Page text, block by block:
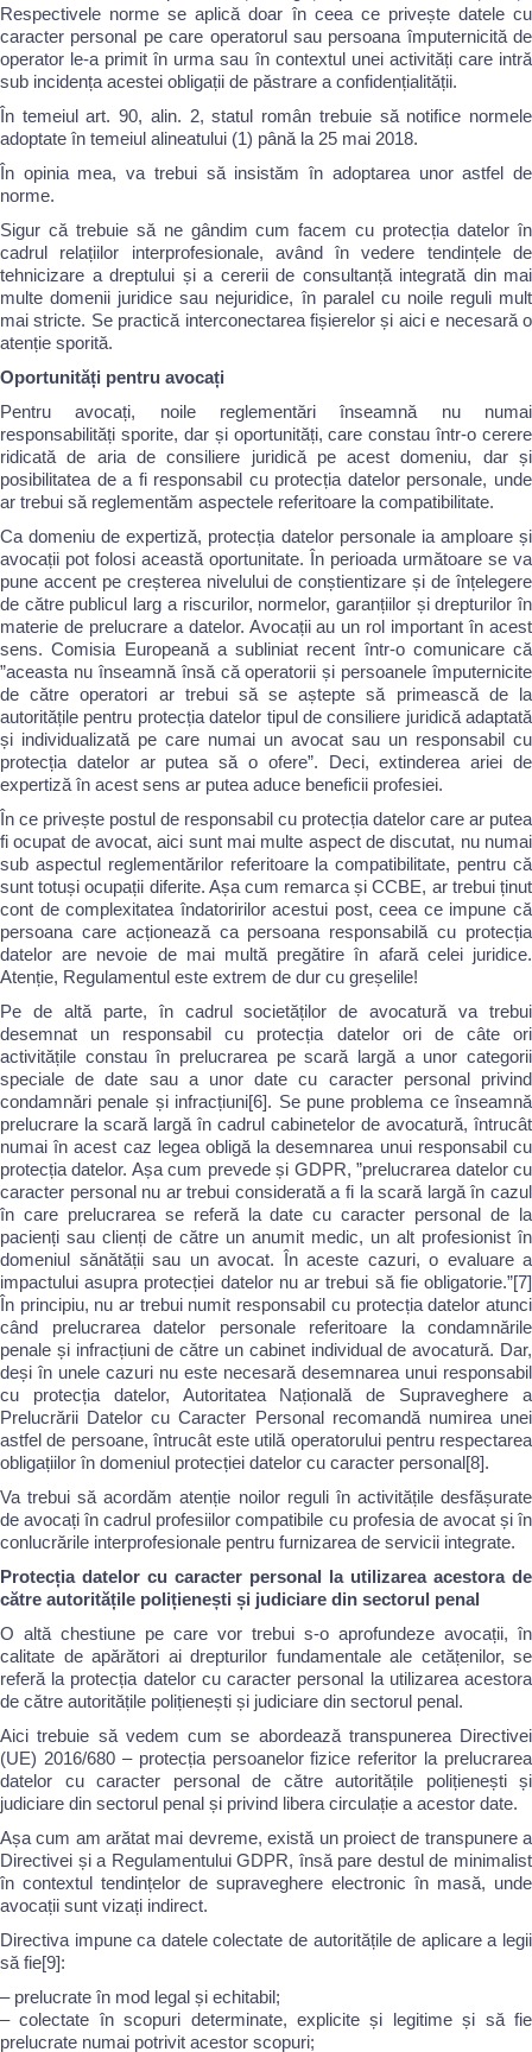
Respectivele norme se aplică doar în ceea ce privește datele cu
caracter personal pe care operatorul sau persoana împuternicită de
operator le-a primit în urma sau în contextul unei activități care intră
sub incidența acestei obligații de păstrare a confidențialității.
În temeiul art. 90, alin. 2, statul român trebuie să notifice normele
adoptate în temeiul alineatului (1) până la 25 mai 2018.
În opinia mea, va trebui să insistăm în adoptarea unor astfel de
norme.
Sigur că trebuie să ne gândim cum facem cu protecția datelor în
cadrul relațiilor interprofesionale, având în vedere tendințele de
tehnicizare a dreptului și a cererii de consultanță integrată din mai
multe domenii juridice sau nejuridice, în paralel cu noile reguli mult
mai stricte. Se practică interconectarea fișierelor și aici e necesară o
atenție sporită.
Oportunități pentru avocați
Pentru avocați, noile reglementări înseamnă nu numai
responsabilități sporite, dar și oportunități, care constau într-o cerere
ridicată de aria de consiliere juridică pe acest domeniu, dar și
posibilitatea de a fi responsabil cu protecția datelor personale, unde
ar trebui să reglementăm aspectele referitoare la compatibilitate.
Ca domeniu de expertiză, protecția datelor personale ia amploare și
avocații pot folosi această oportunitate. În perioada următoare se va
pune accent pe creșterea nivelului de conștientizare și de înțelegere
de către publicul larg a riscurilor, normelor, garanțiilor și drepturilor în
materie de prelucrare a datelor. Avocații au un rol important în acest
sens. Comisia Europeană a subliniat recent într-o comunicare că
”aceasta nu înseamnă însă că operatorii și persoanele împuternicite
de către operatori ar trebui să se aștepte să primească de la
autoritățile pentru protecția datelor tipul de consiliere juridică adaptată
și individualizată pe care numai un avocat sau un responsabil cu
protecția datelor ar putea să o ofere”. Deci, extinderea ariei de
expertiză în acest sens ar putea aduce beneficii profesiei.
În ce privește postul de responsabil cu protecția datelor care ar putea
fi ocupat de avocat, aici sunt mai multe aspect de discutat, nu numai
sub aspectul reglementărilor referitoare la compatibilitate, pentru că
sunt totuși ocupații diferite. Așa cum remarca și CCBE, ar trebui ținut
cont de complexitatea îndatoririlor acestui post, ceea ce impune că
persoana care acționează ca persoana responsabilă cu protecția
datelor are nevoie de mai multă pregătire în afară celei juridice.
Atenție, Regulamentul este extrem de dur cu greșelile!
Pe de altă parte, în cadrul societăților de avocatură va trebui
desemnat un responsabil cu protecția datelor ori de câte ori
activitățile constau în prelucrarea pe scară largă a unor categorii
speciale de date sau a unor date cu caracter personal privind
condamnări penale și infracțiuni[6]. Se pune problema ce înseamnă
prelucrare la scară largă în cadrul cabinetelor de avocatură, întrucât
numai în acest caz legea obligă la desemnarea unui responsabil cu
protecția datelor. Așa cum prevede și GDPR, ”prelucrarea datelor cu
caracter personal nu ar trebui considerată a fi la scară largă în cazul
în care prelucrarea se referă la date cu caracter personal de la
pacienți sau clienți de către un anumit medic, un alt profesionist în
domeniul sănătății sau un avocat. În aceste cazuri, o evaluare a
impactului asupra protecției datelor nu ar trebui să fie obligatorie.”[7]
În principiu, nu ar trebui numit responsabil cu protecția datelor atunci
când prelucrarea datelor personale referitoare la condamnările
penale și infracțiuni de către un cabinet individual de avocatură. Dar,
deși în unele cazuri nu este necesară desemnarea unui responsabil
cu protecția datelor, Autoritatea Națională de Supraveghere a
Prelucrării Datelor cu Caracter Personal recomandă numirea unei
astfel de persoane, întrucât este utilă operatorului pentru respectarea
obligațiilor în domeniul protecției datelor cu caracter personal[8].
Va trebui să acordăm atenție noilor reguli în activitățile desfășurate
de avocați în cadrul profesiilor compatibile cu profesia de avocat și în
conlucrările interprofesionale pentru furnizarea de servicii integrate.
Protecția datelor cu caracter personal la utilizarea acestora de
către autoritățile polițienești și judiciare din sectorul penal
O altă chestiune pe care vor trebui s-o aprofundeze avocații, în
calitate de apărători ai drepturilor fundamentale ale cetățenilor, se
referă la protecția datelor cu caracter personal la utilizarea acestora
de către autoritățile polițienești și judiciare din sectorul penal.
Aici trebuie să vedem cum se abordează transpunerea Directivei
(UE) 2016/680 – protecția persoanelor fizice referitor la prelucrarea
datelor cu caracter personal de către autoritățile polițienești și
judiciare din sectorul penal și privind libera circulație a acestor date.
Așa cum am arătat mai devreme, există un proiect de transpunere a
Directivei și a Regulamentului GDPR, însă pare destul de minimalist
în contextul tendințelor de supraveghere electronic în masă, unde
avocații sunt vizați indirect.
Directiva impune ca datele colectate de autoritățile de aplicare a legii
să fie[9]:
– prelucrate în mod legal și echitabil;
– colectate în scopuri determinate, explicite și legitime și să fie
prelucrate numai potrivit acestor scopuri;